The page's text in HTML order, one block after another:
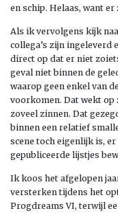
en schip. Helaas, want
Als ik vervolgens kijk
collega’s zijn ingeleverd
direct op dat er niet
geval niet binnen de
waarop geen enkel van
voorkomen. Dat wekt op
zoveel zinnen. Dat
binnen een relatief
scene toch eigenlijk is,
gepubliceerde lijstjes
Ik koos het afgelopen
versterken tijdens het
Progdreams VI, terwijl